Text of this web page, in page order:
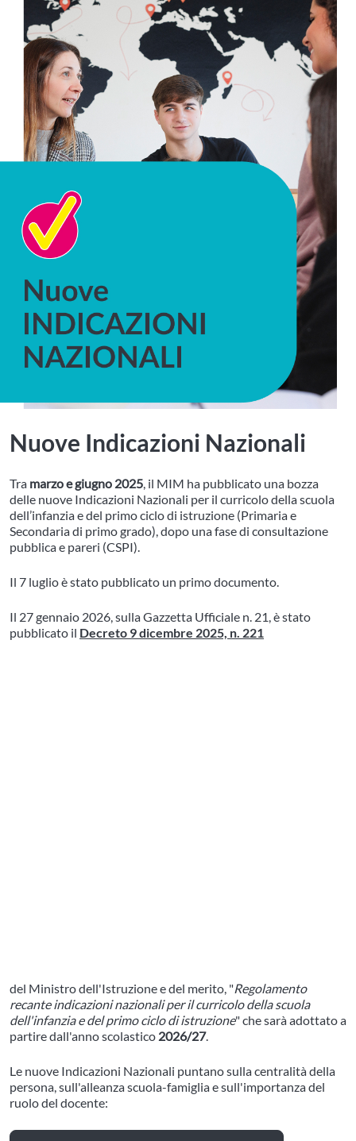
Nuove Indicazioni Nazionali
Tra marzo e giugno 2025, il MIM ha pubblicato una bozza
delle nuove Indicazioni Nazionali per il curricolo della scuola
dell’infanzia e del primo ciclo di istruzione (Primaria e
Secondaria di primo grado), dopo una fase di consultazione
pubblica e pareri (CSPI).
Il 7 luglio è stato pubblicato un primo documento.
Il 27 gennaio 2026, sulla Gazzetta Ufficiale n. 21, è stato
pubblicato il Decreto 9 dicembre 2025, n. 221
del Ministro dell'Istruzione e del merito, "Regolamento
recante indicazioni nazionali per il curricolo della scuola
dell'infanzia e del primo ciclo di istruzione" che sarà adottato a
partire dall'anno scolastico 2026/27.
Le nuove Indicazioni Nazionali puntano sulla centralità della
persona, sull'alleanza scuola-famiglia e sull'importanza del
ruolo del docente: